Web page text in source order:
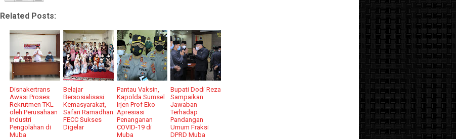
Related Posts:
Disnakertrans
Awasi Proses
Rekrutmen TKL
oleh Perusahaan
Industri
Pengolahan di
Muba
Belajar
Bersosialisasi
Kemasyarakat,
Safari Ramadhan
FECC Sukses
Digelar
Pantau Vaksin,
Kapolda Sumsel
Irjen Prof Eko
Apresiasi
Penanganan
COVID-19 di
Muba
Bupati Dodi Reza
Sampaikan
Jawaban
Terhadap
Pandangan
Umum Fraksi
DPRD Muba